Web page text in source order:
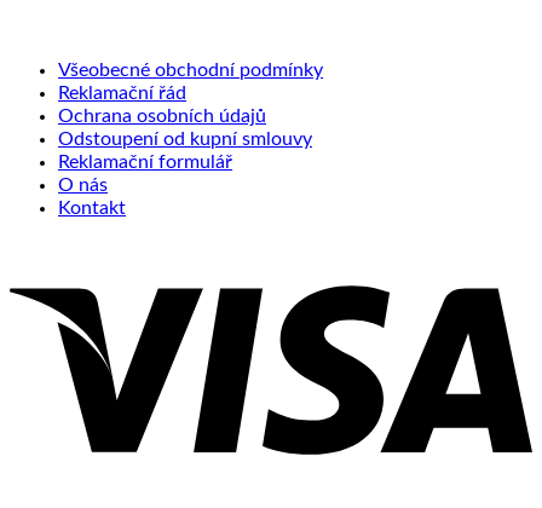
Všeobecné obchodní podmínky
Reklamační řád
Ochrana osobních údajů
Odstoupení od kupní smlouvy
Reklamační formulář
O nás
Kontakt